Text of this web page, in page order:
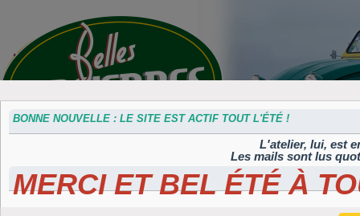
Accessoires
divers
Plaques 3D
Maillefaud et
Plaques
immatriculation
Plaques
autocollantes et
Plaques
peintes
BONNE NOUVELLE : LE SITE EST ACTIF TOUT L'ÉTÉ !
L'atelier, lui, est
Les mails sont lus
MERCI ET BEL ÉTÉ À